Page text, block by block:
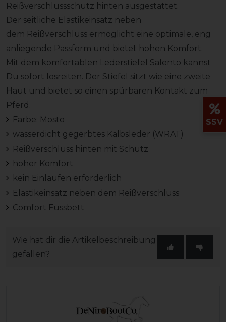
Reißverschlussschutz hinten ausgestattet.
Der seitliche Elastikeinsatz neben
dem Reißverschluss ermöglicht eine optimale, eng
anliegende Passform und bietet hohen Komfort.
Mit dem komfortablen Lederstiefel Salento kannst
Du sofort losreiten. Der Stiefel sitzt wie eine zweite
Haut und bietet so einen spürbaren Kontakt zum
Pferd.
Farbe: Mosto
wasserdicht gegerbtes Kalbsleder (WRAT)
Reißverschluss hinten mit Schutz
hoher Komfort
kein Einlaufen erforderlich
Elastikeinsatz neben dem Reißverschluss
Comfort Fussbett
Wie hat dir die Artikelbeschreibung
gefallen?
SSV